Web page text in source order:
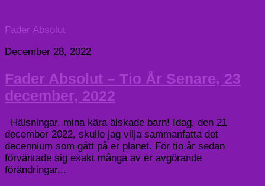
Fader Absolut
December 28, 2022
Fader Absolut – Tio År Senare, 23
december, 2022
Hälsningar, mina kära älskade barn! Idag, den 21
december 2022, skulle jag vilja sammanfatta det
decennium som gått på er planet. För tio år sedan
förväntade sig exakt många av er avgörande
förändringar...